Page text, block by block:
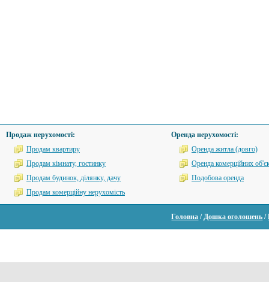
Оренда нерухомості:
Оренда житла (довго)
Оренда комерційних
Подобова оренда
Продаж нерухомості:
Продам квартиру
Продам кімнату, гостинку
Продам будинок, ділянку, дачу
Продам комерційну нерухомість
Головна /Дошка оголошень /